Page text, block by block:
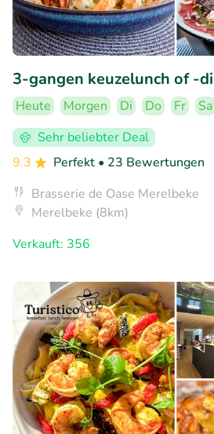
3-gangen keuzelunch of -
Heute Morgen Di Do Fr
Sa
Sehr beliebter Deal
9.3
Perfekt • 23 Bewertungen
Brasserie de Oase Merelbeke
Merelbeke (8km)
Verkauft: 356